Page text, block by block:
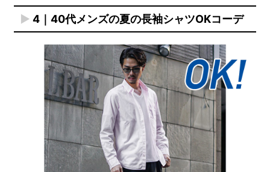
4｜40代メンズの夏の長袖シャツOKコーデ